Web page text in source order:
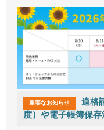
重要なお知らせ
適格
度）や電子帳簿保